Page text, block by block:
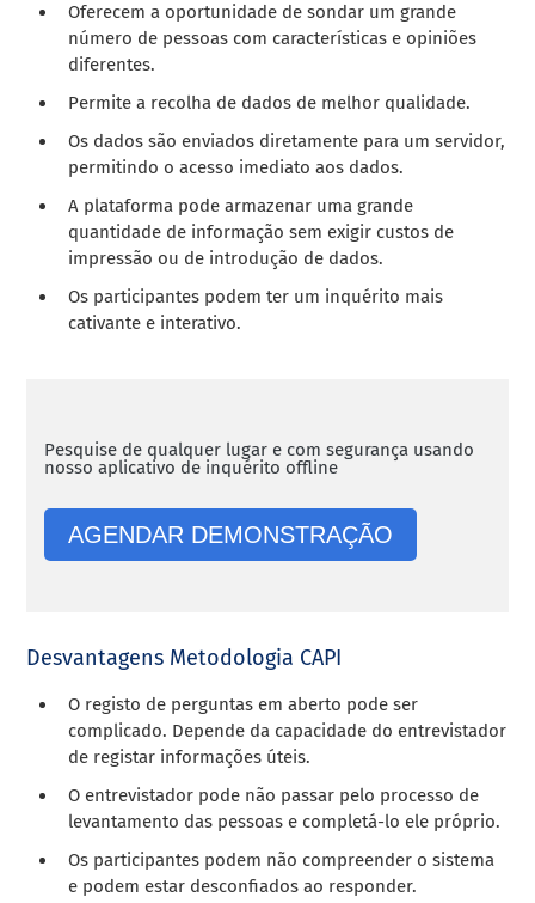
Oferecem a oportunidade de sondar um grande
número de pessoas com características e opiniões
diferentes.
Permite a recolha de dados de melhor qualidade.
Os dados são enviados diretamente para um servidor,
permitindo o acesso imediato aos dados.
A plataforma pode armazenar uma grande
quantidade de informação sem exigir custos de
impressão ou de introdução de dados.
Os participantes podem ter um inquérito mais
cativante e interativo.
Pesquise de qualquer lugar e com segurança usando
nosso aplicativo de inquérito offline
AGENDAR DEMONSTRAÇÃO
Desvantagens Metodologia CAPI
O registo de perguntas em aberto pode ser
complicado. Depende da capacidade do entrevistador
de registar informações úteis.
O entrevistador pode não passar pelo processo de
levantamento das pessoas e completá-lo ele próprio.
Os participantes podem não compreender o sistema
e podem estar desconfiados ao responder.